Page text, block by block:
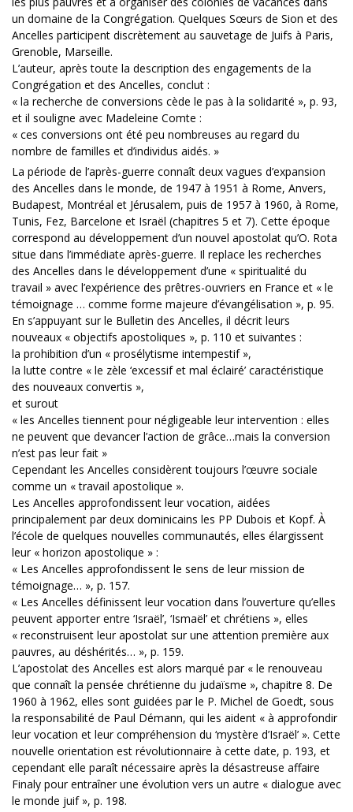
un domaine de la Congrégation. Quelques Sœurs de Sion et des
Ancelles participent discrètement au sauvetage de Juifs à Paris,
Grenoble, Marseille.
L’auteur, après toute la description des engagements de la
Congrégation et des Ancelles, conclut :
« la recherche de conversions cède le pas à la solidarité », p. 93,
et il souligne avec Madeleine Comte :
« ces conversions ont été peu nombreuses au regard du
nombre de familles et d’individus aidés. »
La période de l’après-guerre connaît deux vagues d’expansion
des Ancelles dans le monde, de 1947 à 1951 à Rome, Anvers,
Budapest, Montréal et Jérusalem, puis de 1957 à 1960, à Rome,
Tunis, Fez, Barcelone et Israël (chapitres 5 et 7). Cette époque
correspond au développement d’un nouvel apostolat qu’O. Rota
situe dans l’immédiate après-guerre. Il replace les recherches
des Ancelles dans le développement d’une « spiritualité du
travail » avec l’expérience des prêtres-ouvriers en France et « le
témoignage … comme forme majeure d’évangélisation », p. 95.
En s’appuyant sur le Bulletin des Ancelles, il décrit leurs
nouveaux « objectifs apostoliques », p. 110 et suivantes :
la prohibition d’un « prosélytisme intempestif »,
la lutte contre « le zèle ‘excessif et mal éclairé’ caractéristique
des nouveaux convertis »,
et surout
« les Ancelles tiennent pour négligeable leur intervention : elles
ne peuvent que devancer l’action de grâce…mais la conversion
n’est pas leur fait »
Cependant les Ancelles considèrent toujours l’œuvre sociale
comme un « travail apostolique ».
Les Ancelles approfondissent leur vocation, aidées
principalement par deux dominicains les PP Dubois et Kopf. À
l’école de quelques nouvelles communautés, elles élargissent
leur « horizon apostolique » :
« Les Ancelles approfondissent le sens de leur mission de
témoignage… », p. 157.
« Les Ancelles définissent leur vocation dans l’ouverture qu’elles
peuvent apporter entre ‘Israël’, ‘Ismaël’ et chrétiens », elles
« reconstruisent leur apostolat sur une attention première aux
pauvres, au déshérités… », p. 159.
L’apostolat des Ancelles est alors marqué par « le renouveau
que connaît la pensée chrétienne du judaïsme », chapitre 8. De
1960 à 1962, elles sont guidées par le P. Michel de Goedt, sous
la responsabilité de Paul Démann, qui les aident « à approfondir
leur vocation et leur compréhension du ‘mystère d’Israël’ ». Cette
nouvelle orientation est révolutionnaire à cette date, p. 193, et
cependant elle paraît nécessaire après la désastreuse affaire
Finaly pour entraîner une évolution vers un autre « dialogue avec
le monde juif », p. 198.